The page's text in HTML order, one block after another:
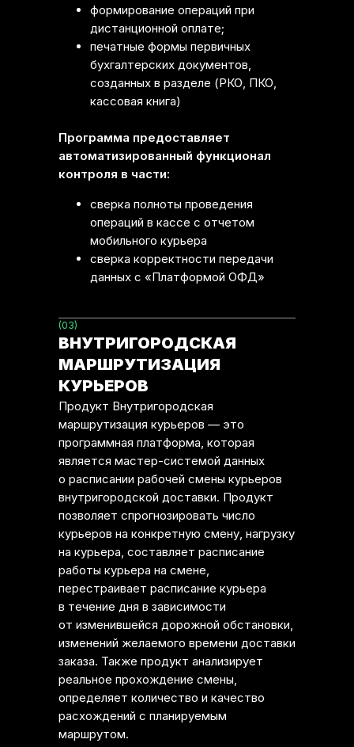
формирование операций при
дистанционной оплате;
печатные формы первичных
бухгалтерских документов,
созданных в разделе (РКО, ПКО,
кассовая книга)
Программа предоставляет
автоматизированный функционал
контроля в части:
сверка полноты проведения
операций в кассе с отчетом
мобильного курьера
сверка корректности передачи
данных с «Платформой ОФД»
(03)
ВНУТРИГОРОДСКАЯ
МАРШРУТИЗАЦИЯ
КУРЬЕРОВ
Продукт Внутригородская
маршрутизация курьеров — это
программная платформа, которая
является мастер-системой данных
о расписании рабочей смены курьеров
внутригородской доставки. Продукт
позволяет спрогнозировать число
курьеров на конкретную смену, нагрузку
на курьера, составляет расписание
работы курьера на смене,
перестраивает расписание курьера
в течение дня в зависимости
от изменившейся дорожной обстановки,
изменений желаемого времени доставки
заказа. Также продукт анализирует
реальное прохождение смены,
определяет количество и качество
расхождений с планируемым
маршрутом.